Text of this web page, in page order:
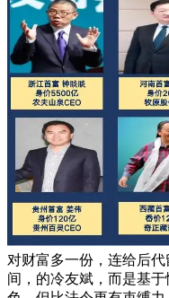
对财富多一份，连给后
间，的冷友斌，而是基